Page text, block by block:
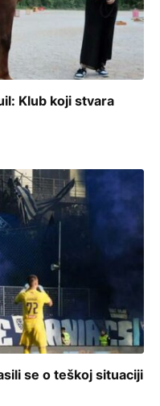
Klub koji stvara
se o teškoj situaciji